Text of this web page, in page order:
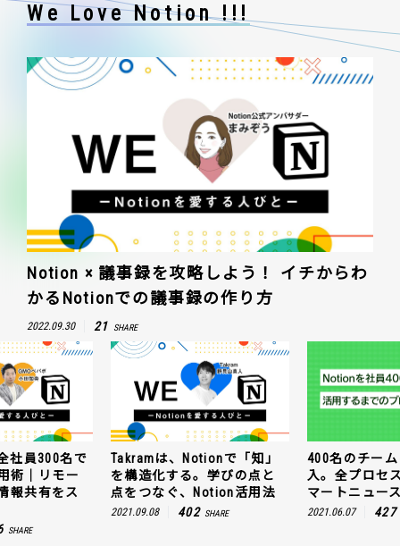
We Love Notion !!!
Notion × 議事録を攻略しよう！ イチからわ
かるNotionでの議事録の作り方
2022.09.30 21 SHARE
社員300名で
術｜リモー
報共有をス
SHARE
Takramは、Notionで「知」
を構造化する。学びの点と
点をつなぐ、Notion活用法
2021.09.08 402 SHARE
400名のチー
入。全プロセ
マートニュー
2021.06.07 427